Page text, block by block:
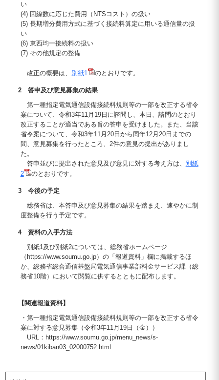
い
(4) 回線数に応じた費用（NTSコスト）の扱い
(5) 長期増分費用方式に基づく接続料算定に用いる通信量の扱
い
(6) 東西均一接続料の扱い
(7) その他規定の整備
改正の概要は、 別紙1 のとおりです。
2 答申及び意見募集の結果
第一種指定電気通信設備接続料規則等の一部を改正する省令
案について、令和3年11月19日に諮問し、本日、諮問のとおり
改正することが適当である旨の答申を受けました。また、当該
省令案について、令和3年11月20日から同年12月20日までの
間、意見募集を行ったところ、2件の意見の提出がありまし
た。
答申並びに提出された意見及び意見に対する考え方は、 別紙
2
のとおりです。
3 今後の予定
総務省は、本答申及び意見募集の結果を踏まえ、速やかに制
度整備を行う予定です。
4 資料の入手方法
別紙1及び別紙2については、総務省ホームページ
（https://www.soumu.go.jp）の「報道資料」欄に掲載するほ
か、総務省総合通信基盤局電気通信事業部料金サービス課（総
務省10階）において閲覧に供するとともに配布します。
【関連報道資料】
・第一種指定電気通信設備接続料規則等の一部を改正する省令
案に対する意見募集（令和3年11月19日（金））
URL：https://www.soumu.go.jp/menu_news/s-
news/01kiban03_02000752.html